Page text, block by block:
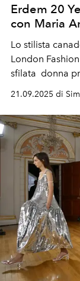
Erdem 20
con Maria
Lo stilista
London
sfilata donna
del British
21.09.2025 di